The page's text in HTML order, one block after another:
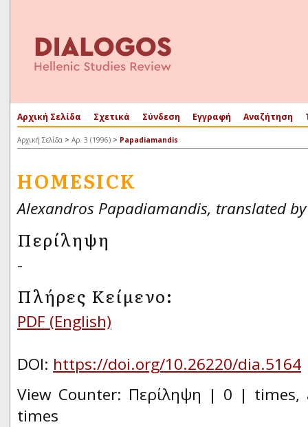
Αρχική Σελίδα Σχετικά Σύνδεση Εγγραφή Αναζήτηση
Αρχική Σελίδα > Αρ. 3 (1996) > Papadiamandis
HOMESICK
Alexandros Papadiamandis, translated
Περίληψη
-
Πλήρες Κείμενο:
PDF (English)
DOI: https://doi.org/10.26220/dia.5164
View Counter: Περίληψη | 0 |
times